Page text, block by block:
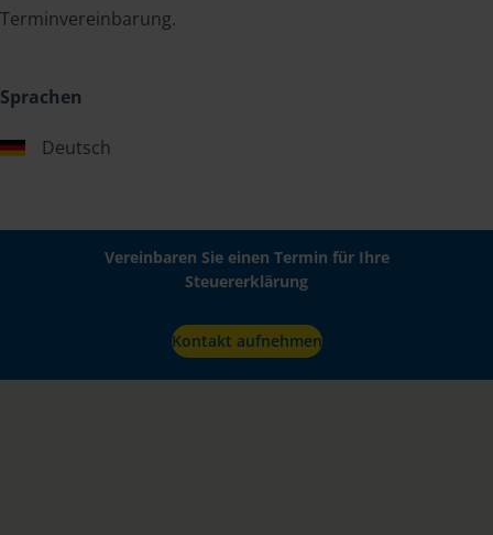
Terminvereinbarung.
Sprachen
Deutsch
Vereinbaren Sie einen Termin für Ihre
Steuererklärung
Kontakt aufnehmen